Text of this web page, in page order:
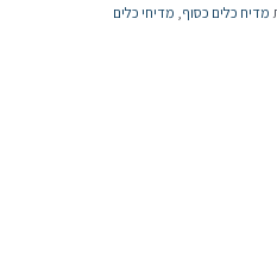
מדיח כלים כסוף,מדיחי כלים